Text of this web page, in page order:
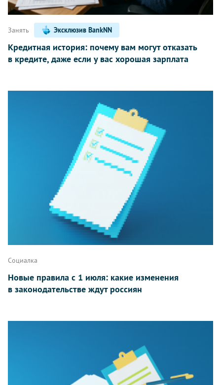
Занять Эксклюзив BankNN
Кредитная история: почему вам могут отказать
в кредите, даже если у вас хорошая зарплата
Социалка
Новые правила с 1 июля: какие изменения
в законодательстве ждут россиян